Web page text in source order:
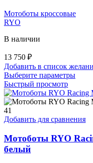
Мотоботы кроссовые
RYO
В наличии
13 750 ₽
Добавить в список
Выберите параметрыЭтот
на
Быстрый просмотр
41
Добавить для сравнения
Мотоботы RYO
белый